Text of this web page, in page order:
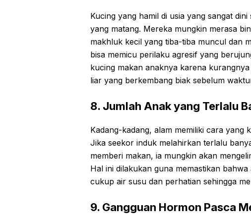
Kucing yang hamil di usia yang sangat
yang matang. Mereka mungkin merasa
makhluk kecil yang tiba-tiba muncul dan
bisa memicu perilaku agresif yang
kucing makan anaknya karena
liar yang berkembang biak sebelum
8. Jumlah Anak yang Terlalu
Kadang-kadang, alam memiliki cara yang
Jika seekor induk melahirkan terlalu
memberi makan, ia mungkin akan
Hal ini dilakukan guna memastikan
cukup air susu dan perhatian sehingga
9. Gangguan Hormon Pasca